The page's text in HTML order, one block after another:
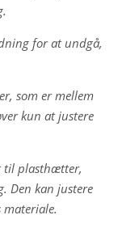
for at undgå,
som er mellem
kun at justere
til plasthætter,
Den kan justere